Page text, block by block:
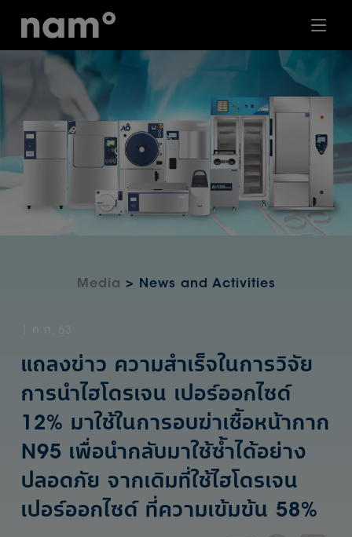
Media > News and Activities
1 ก.ค. 63
แถลงข่าว ความสำเร็จในการวิจัย
การนำไฮโดรเจน เปอร์ออกไซด์
12% มาใช้ในการอบฆ่าเชื้อหน้ากาก
N95 เพื่อนำกลับมาใช้ซ้ำได้อย่าง
ปลอดภัย จากเดิมที่ใช้ไฮโดรเจน
เปอร์ออกไซด์ ที่ความเข้มข้น 58%